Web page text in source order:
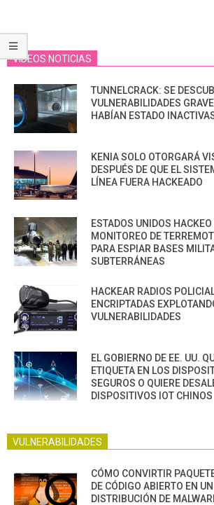
VIDEOS NOTICIAS
TUNNELCRACK: SE
VULNERABILIDADES
HABÍAN ESTADO
KENIA SOLO OTORGARÁ
DESPUÉS DE QUE EL
LÍNEA FUERA HACKEADO
ESTADOS UNIDOS
MONITOREO DE
PARA ESPIAR BASES
SUBTERRÁNEAS
HACKEAR RADIOS
ENCRIPTADAS
VULNERABILIDADES
EL GOBIERNO DE EE. UU.
ETIQUETA EN LOS
SEGUROS O QUIERE
DISPOSITIVOS IOT CHINOS
VULNERABILIDADES
CÓMO CONVIRTIR
DE CÓDIGO ABIERTO EN
DISTRIBUCIÓN DE